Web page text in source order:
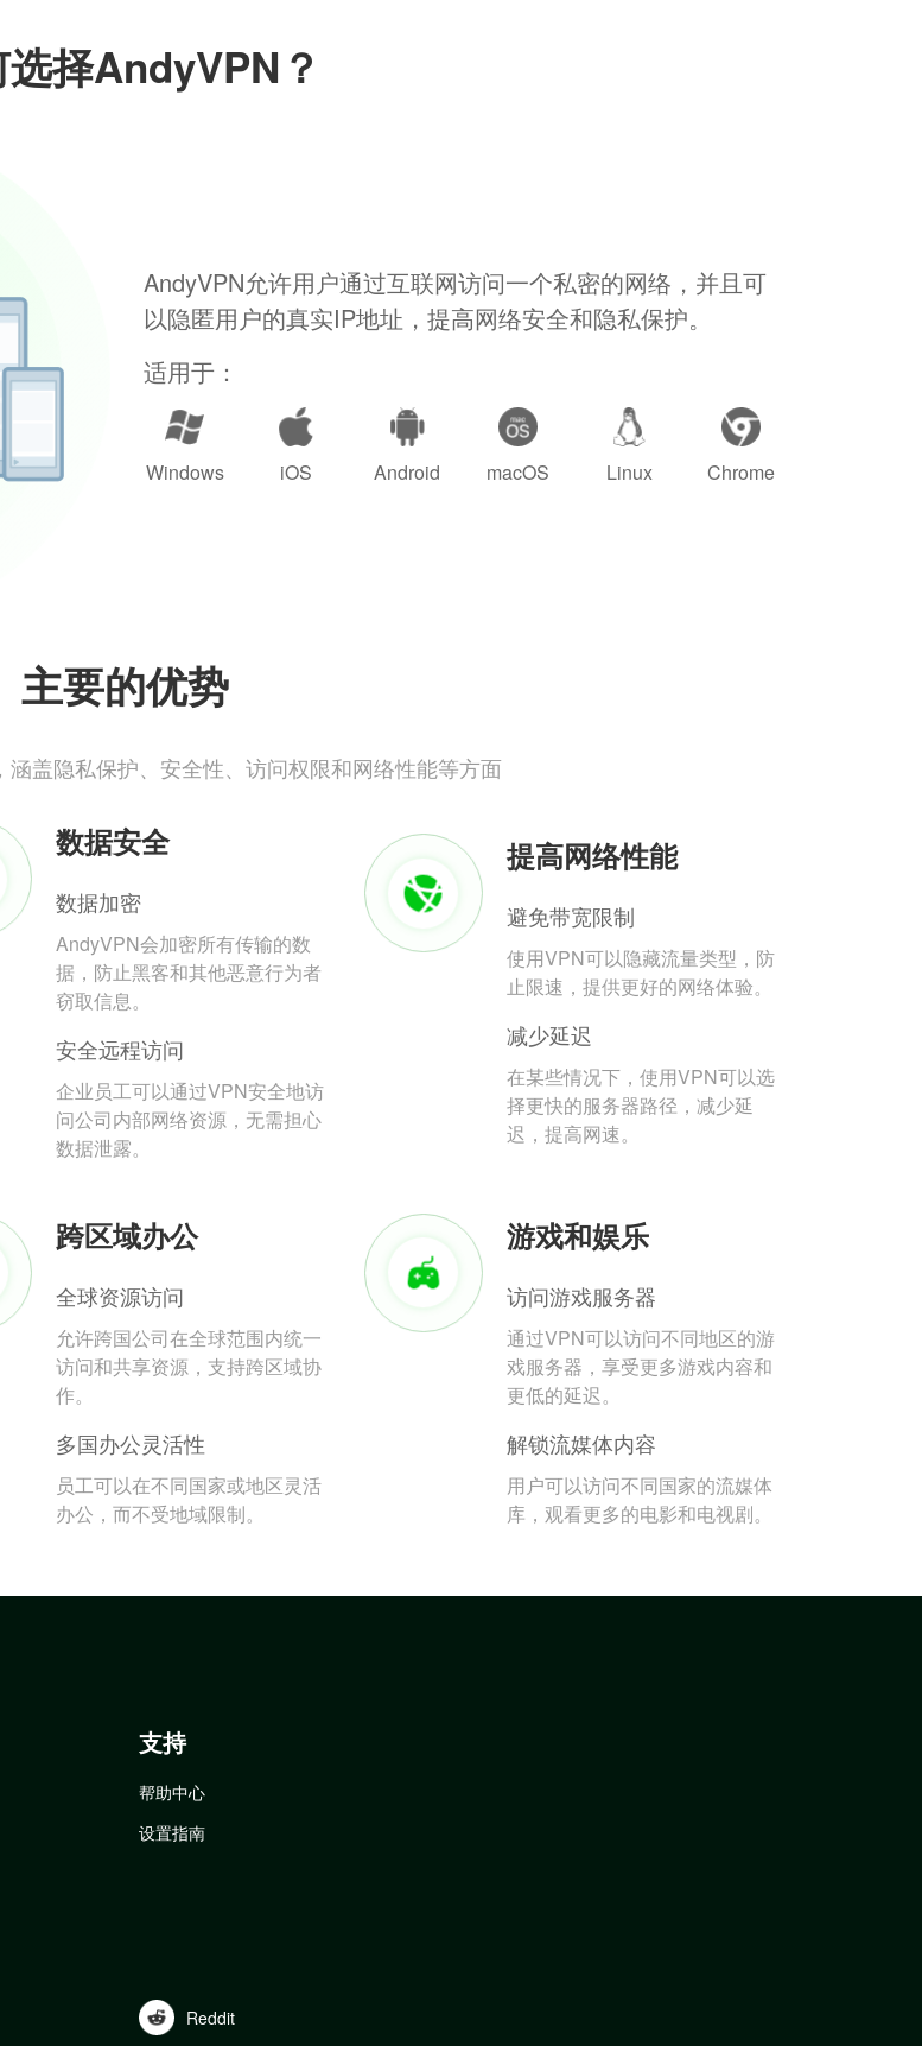
择AndyVPN？
AndyVPN允许用户通过互联网访问一个私密的网络，并且可
以隐匿用户的真实IP地址，提高网络安全和隐私保护。
适用于：
Windows iOS Android macOS Linux Chrome
主要的优势
盖隐私保护、安全性、访问权限和网络性能等方面
数据安全
数据加密
AndyVPN会加密所有传输的数
据，防止黑客和其他恶意行为者
窃取信息。
安全远程访问
企业员工可以通过VPN安全地访
问公司内部网络资源，无需担心
数据泄露。
提高网络性能
避免带宽限制
使用VPN可以隐藏流量类型，防
止限速，提供更好的网络体验。
减少延迟
在某些情况下，使用VPN可以选
择更快的服务器路径，减少延
迟，提高网速。
跨区域办公
全球资源访问
允许跨国公司在全球范围内统一
访问和共享资源，支持跨区域协
作。
多国办公灵活性
员工可以在不同国家或地区灵活
办公，而不受地域限制。
游戏和娱乐
访问游戏服务器
通过VPN可以访问不同地区的游
戏服务器，享受更多游戏内容和
更低的延迟。
解锁流媒体内容
用户可以访问不同国家的流媒体
库，观看更多的电影和电视剧。
支持
帮助中心
设置指南
Reddit